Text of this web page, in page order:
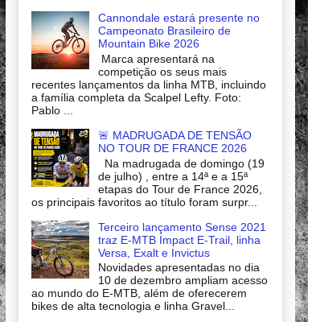
Cannondale estará presente no
Campeonato Brasileiro de
Mountain Bike 2026
Marca apresentará na
competição os seus mais
recentes lançamentos da linha MTB, incluindo
a família completa da Scalpel Lefty. Foto:
Pablo ...
🚨 MADRUGADA DE TENSÃO
NO TOUR DE FRANCE 2026
Na madrugada de domingo (19
de julho) , entre a 14ª e a 15ª
etapas do Tour de France 2026,
os principais favoritos ao título foram surpr...
Terceiro lançamento Sense 2021
traz E-MTB Impact E-Trail, linha
Versa, Exalt e Invictus
Novidades apresentadas no dia
10 de dezembro ampliam acesso
ao mundo do E-MTB, além de oferecerem
bikes de alta tecnologia e linha Gravel...